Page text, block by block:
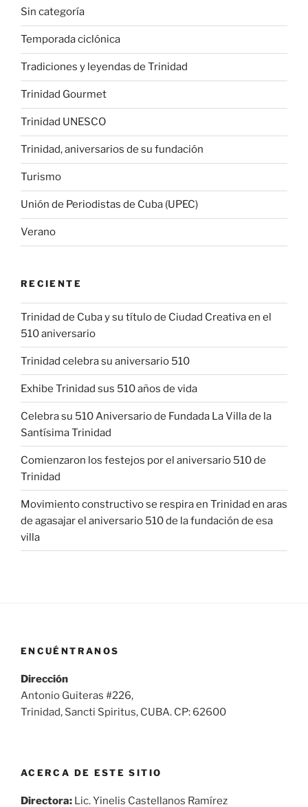
Sin categoría
Temporada ciclónica
Tradiciones y leyendas de Trinidad
Trinidad Gourmet
Trinidad UNESCO
Trinidad, aniversarios de su fundación
Turismo
Unión de Periodistas de Cuba (UPEC)
Verano
RECIENTE
Trinidad de Cuba y su título de Ciudad Creativa en el
510 aniversario
Trinidad celebra su aniversario 510
Exhibe Trinidad sus 510 años de vida
Celebra su 510 Aniversario de Fundada La Villa de la
Santísima Trinidad
Comienzaron los festejos por el aniversario 510 de
Trinidad
Movimiento constructivo se respira en Trinidad en aras
de agasajar el aniversario 510 de la fundación de esa
villa
ENCUÉNTRANOS
Dirección
Antonio Guiteras #226,
Trinidad, Sancti Spiritus, CUBA. CP: 62600
ACERCA DE ESTE SITIO
Directora: Lic. Yinelis Castellanos Ramírez